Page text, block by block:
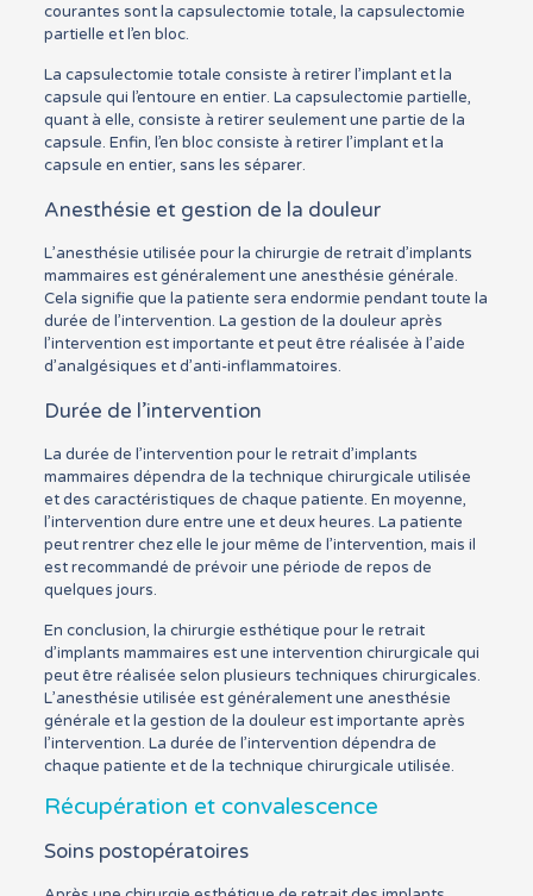
courantes sont la capsulectomie totale, la capsulectomie
partielle et l’en bloc.
La capsulectomie totale consiste à retirer l’implant et la
capsule qui l’entoure en entier. La capsulectomie partielle,
quant à elle, consiste à retirer seulement une partie de la
capsule. Enfin, l’en bloc consiste à retirer l’implant et la
capsule en entier, sans les séparer.
Anesthésie et gestion de la douleur
L’anesthésie utilisée pour la chirurgie de retrait d’implants
mammaires est généralement une anesthésie générale.
Cela signifie que la patiente sera endormie pendant toute la
durée de l’intervention. La gestion de la douleur après
l’intervention est importante et peut être réalisée à l’aide
d’analgésiques et d’anti-inflammatoires.
Durée de l’intervention
La durée de l’intervention pour le retrait d’implants
mammaires dépendra de la technique chirurgicale utilisée
et des caractéristiques de chaque patiente. En moyenne,
l’intervention dure entre une et deux heures. La patiente
peut rentrer chez elle le jour même de l’intervention, mais il
est recommandé de prévoir une période de repos de
quelques jours.
En conclusion, la chirurgie esthétique pour le retrait
d’implants mammaires est une intervention chirurgicale qui
peut être réalisée selon plusieurs techniques chirurgicales.
L’anesthésie utilisée est généralement une anesthésie
générale et la gestion de la douleur est importante après
l’intervention. La durée de l’intervention dépendra de
chaque patiente et de la technique chirurgicale utilisée.
Récupération et convalescence
Soins postopératoires